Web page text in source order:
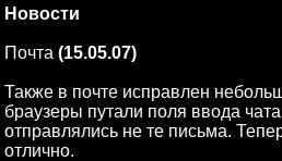
Новости
Почта (15.05.07)
Также в почте исправлен
браузеры путали поля ввода
отправлялись не те письма.
отлично.